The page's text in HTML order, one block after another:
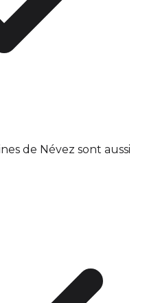
de Névez sont aussi